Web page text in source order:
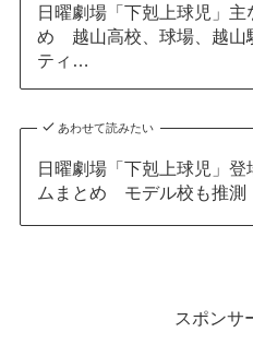
日曜劇場「下剋上球児」
め 越山高校、球場、越山
ティ…
あわせて読みたい
日曜劇場「下剋上球児」
ムまとめ モデル校も推測
スポンサ